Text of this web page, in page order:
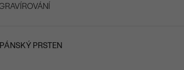
iniciály/text
PÁNSKÝ PRSTEN